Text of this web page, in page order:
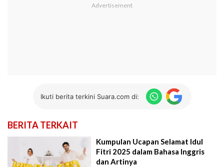
Ikuti berita terkini Suara.com di:
BERITA TERKAIT
Kumpulan Ucapan Selamat Idul
Fitri 2025 dalam Bahasa Inggris
dan Artinya